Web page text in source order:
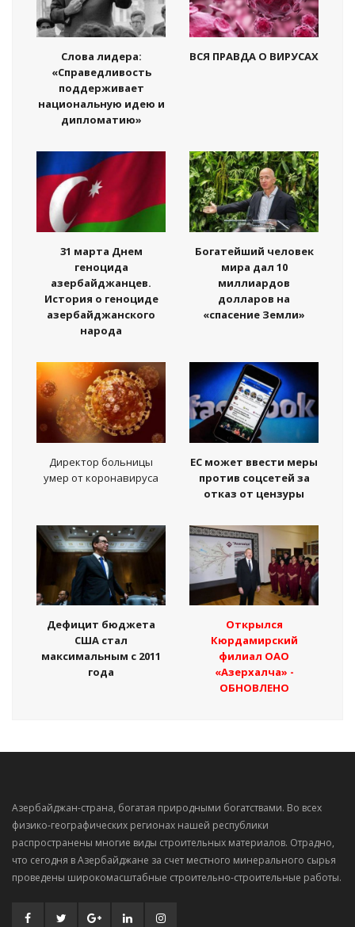
Слова лидера:
«Справедливость
поддерживает
национальную идею и
дипломатию»
ВСЯ ПРАВДА О ВИРУСАХ
31 марта Днем
геноцида
азербайджанцев.
История о геноциде
азербайджанского
народа
Богатейший человек
мира дал 10
миллиардов
долларов на
«спасение Земли»
Директор больницы
умер от коронавируса
ЕС может ввести меры
против соцсетей за
отказ от цензуры
Дефицит бюджета
США стал
максимальным с 2011
года
Открылся
Кюрдамирский
филиал ОАО
«Азерхалча» -
ОБНОВЛЕНО
Азербайджан-страна, богатая природными богатствами. Во всех
физико-географических регионах нашей республики
распространены многие виды строительных материалов. Отрадно,
что сегодня в Азербайджане за счет местного минерального сырья
проведены широкомасштабные строительно-строительные работы.